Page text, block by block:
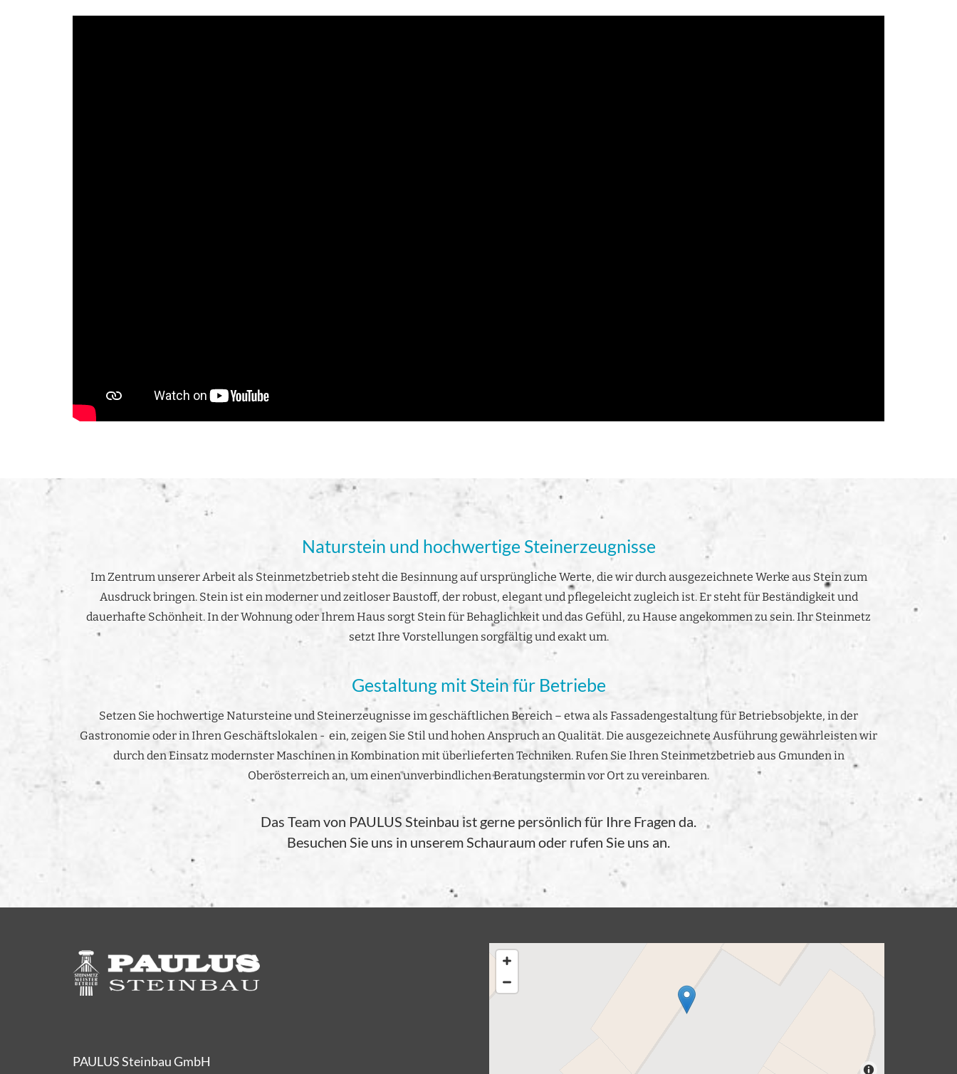
Naturstein und hochwertige Steinerzeugnisse
Im Zentrum unserer Arbeit als Steinmetzbetrieb steht die Besinnung auf ursprüngliche Werte, die wir durch ausgezeichnete Werke aus Stein zum
Ausdruck bringen. Stein ist ein moderner und zeitloser Baustoff, der robust, elegant und pflegeleicht zugleich ist. Er steht für Beständigkeit und
dauerhafte Schönheit. In der Wohnung oder Ihrem Haus sorgt Stein für Behaglichkeit und das Gefühl, zu Hause angekommen zu sein. Ihr Steinmetz
setzt Ihre Vorstellungen sorgfältig und exakt um.
Gestaltung mit Stein für Betriebe
Setzen Sie hochwertige Natursteine und Steinerzeugnisse im geschäftlichen Bereich – etwa als Fassadengestaltung für Betriebsobjekte, in der
Gastronomie oder in Ihren Geschäftslokalen - ein, zeigen Sie Stil und hohen Anspruch an Qualität. Die ausgezeichnete Ausführung gewährleisten wir
durch den Einsatz modernster Maschinen in Kombination mit überlieferten Techniken. Rufen Sie Ihren Steinmetzbetrieb aus Gmunden in
Oberösterreich an, um einen unverbindlichen Beratungstermin vor Ort zu vereinbaren.
Das Team von PAULUS Steinbau ist gerne persönlich für Ihre Fragen da.
Besuchen Sie uns in unserem Schauraum oder rufen Sie uns an.
PAULUS Steinbau GmbH